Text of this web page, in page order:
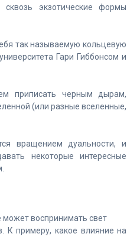
экзотические формы
так называемую кольцевую
Гари Гиббонсом и
приписать черным дырам,
(или разные вселенные,
вращением дуальности, и
некоторые интересные
воспринимать свет
К примеру, какое влияние на